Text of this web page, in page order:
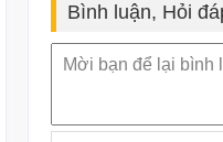
Bình luận, Hỏi